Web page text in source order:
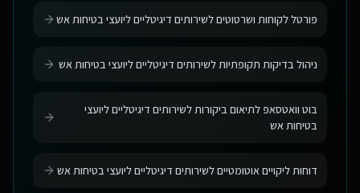
פורטל לקוחות ושרטוטים לשירותים דיגיטליים ליועצי בטיחות אש
ניהול בדיקות תקופתיות לשירותים דיגיטליים ליועצי בטיחות אש
בוט וואטסאפ לתיאום ביקורות לשירותים דיגיטליים ליועצי
בטיחות אש
דוחות ליקויים אוטומטיים לשירותים דיגיטליים ליועצי בטיחות אש